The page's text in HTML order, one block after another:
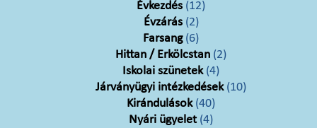
Évkezdés (12)
Évzárás(2)
Farsang(6)
Hittan / Erkölcstan (2)
Iskolai szünetek(4)
Járványügyi intézkedések(10)
Kirándulások(40)
Nyári ügyelet(4)